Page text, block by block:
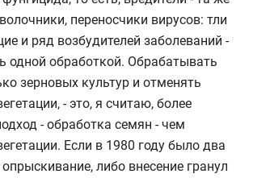
переносчики вирусов: тли
и ряд возбудителей заболеваний -
одной обработкой. Обрабатывать
зерновых культур и отменять
- это, я считаю, более
- обработка семян - чем
Если в 1980 году было два
либо внесение гранул